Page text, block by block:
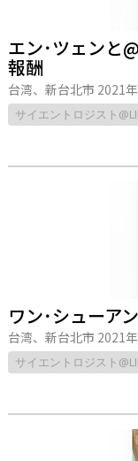
エン･ツェンと
報酬
台湾、新台北市 2021
サイエントロジスト
ワン･シューア
台湾、新台北市 2021
サイエントロジスト